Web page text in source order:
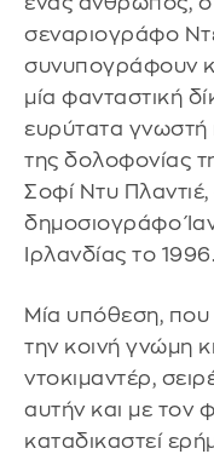
σεναριογράφο
συνυπογράφουν
μία φανταστική
ευρύτατα γνωστή
της δολοφονίας
Σοφί Ντυ
δημοσιογράφο
Ιρλανδίας το 1996.
Μία υπόθεση, που
την κοινή γνώμη κι
ντοκιμαντέρ,
αυτήν και με τον
καταδικαστεί